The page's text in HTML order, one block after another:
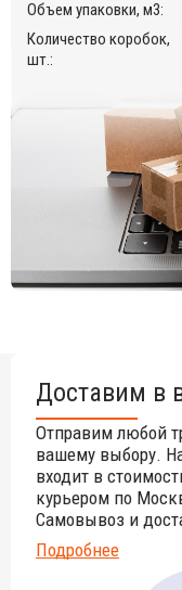
Открыть
Инструкция по
Инструкция по
Цена на сайте
Для уточнения
цвета данного
менеджерам.
Объем упаковки, м3:
Количество коробок,
шт.:
Доставим в
Отправим любой
вашему выбору.
входит в
курьером по
Самовывоз и
Подробнее